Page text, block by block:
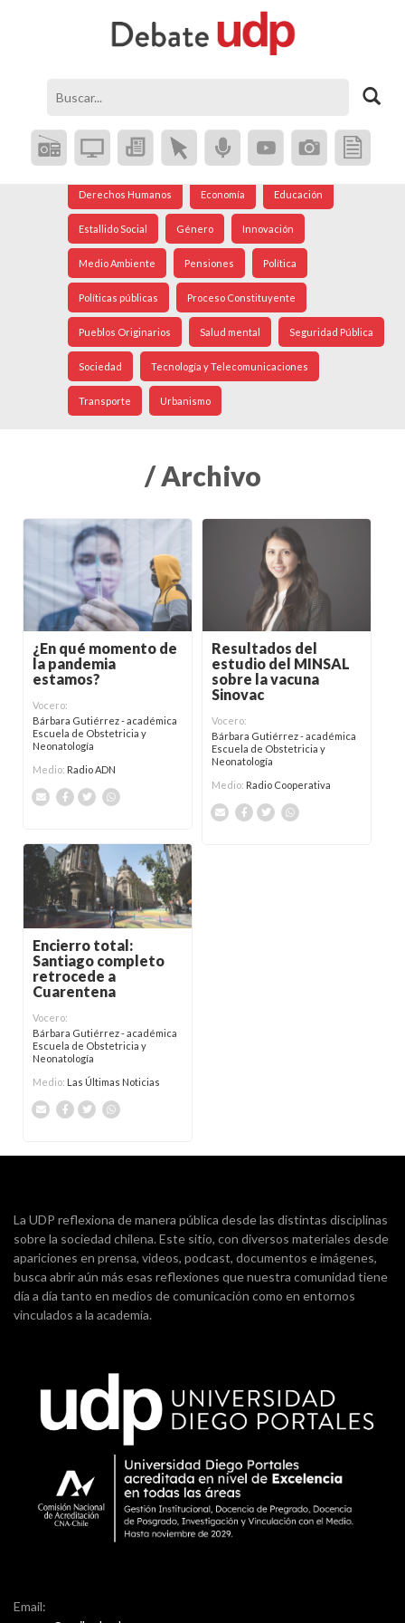
Coronavirus Crisis Social Democracia
Derechos Humanos Economía Educación
Estallido Social Género Innovación
Medio Ambiente Pensiones Política
Políticas públicas Proceso Constituyente
Pueblos Originarios Salud mental Seguridad Pública
Sociedad Tecnología y Telecomunicaciones
Transporte Urbanismo
/ Archivo
¿En qué momento de
la pandemia
estamos?
Vocero:
Bárbara Gutiérrez - académica
Escuela de Obstetricia y
Neonatología
Medio: Radio ADN
Resultados del
estudio del MINSAL
sobre la vacuna
Sinovac
Vocero:
Bárbara Gutiérrez - académica
Escuela de Obstetricia y
Neonatología
Medio: Radio Cooperativa
Encierro total:
Santiago completo
retrocede a
Cuarentena
Vocero:
Bárbara Gutiérrez - académica
Escuela de Obstetricia y
Neonatología
Medio: Las Últimas Noticias
La UDP reflexiona de manera pública desde las distintas disciplinas
sobre la sociedad chilena. Este sitio, con diversos materiales desde
apariciones en prensa, videos, podcast, documentos e imágenes,
busca abrir aún más esas reflexiones que nuestra comunidad tiene
día a día tanto en medios de comunicación como en entornos
vinculados a la academia.
Email: